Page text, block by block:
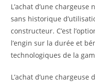
L’achat d’une
sans historique
constructeur. C’est
l’engin sur la durée et
technologiques de la
L’achat d’une chargeuse